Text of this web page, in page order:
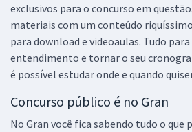
exclusivos para o concurso em
materiais com um conteúdo
para download e videoaulas. Tudo
entendimento e tornar o seu
é possível estudar onde e quando
Concurso público é no Gran
No Gran você fica sabendo tudo o que